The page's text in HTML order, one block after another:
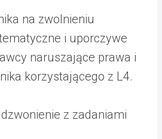
na zwolnieniu
i uporczywe
naruszające prawa i
korzystającego z L4.
z zadaniami